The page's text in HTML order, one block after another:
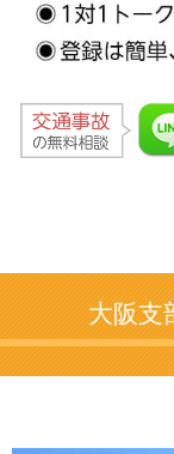
大阪支